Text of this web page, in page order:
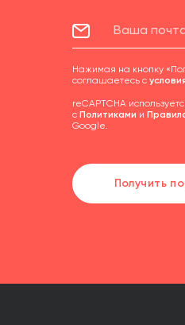
Нажимая на кнопку
соглашаетесь с
reCAPTCHA
с Политиками и
Google.
Получить